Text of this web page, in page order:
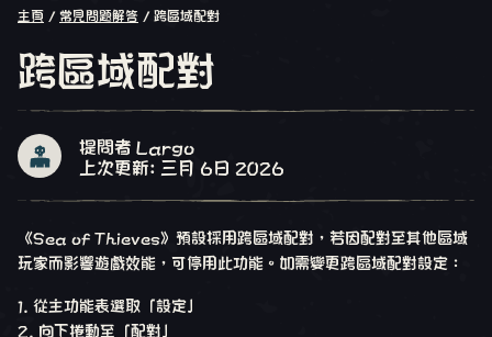
主頁 常見問題解答 跨區域配對
跨區域配對
提問者 Largo
上次更新: 三月 6日 2026
《Sea of Thieves》預設採用跨區域配對，若因配對至其他區域
玩家而影響遊戲效能，可停用此功能。如需變更跨區域配對設定：
從主功能表選取「設定」
向下捲動至「配對」